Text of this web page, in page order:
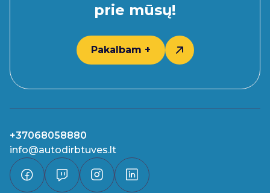
prie mūsų!
Pakalbam +
+37068058880
info@autodirbtuves.lt